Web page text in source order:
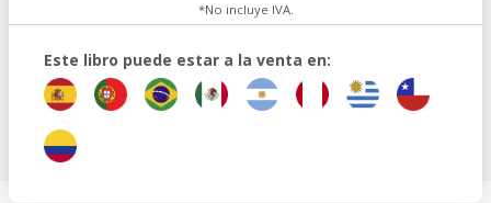
*No incluye IVA.
Este libro puede estar a la venta en: